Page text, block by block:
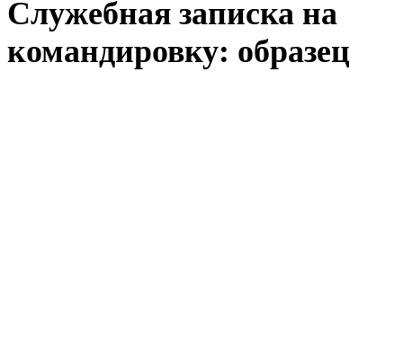
Служебная записка на
командировку: образец